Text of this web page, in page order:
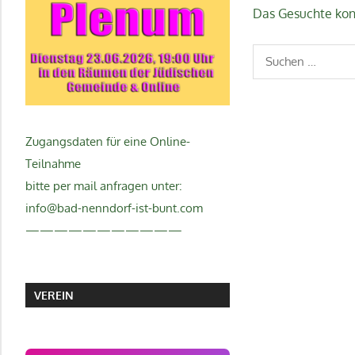
Das Gesuchte
Suchen
nach:
Zugangsdaten für eine Online-
Teilnahme
bitte per mail anfragen unter:
info@bad-nenndorf-ist-bunt.com
———————————
VEREIN